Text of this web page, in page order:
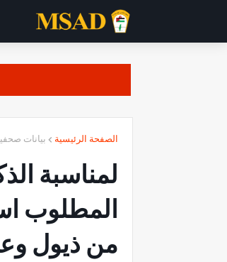
الصفحة الرئيسية بيانات
المطلوب
من ذيول